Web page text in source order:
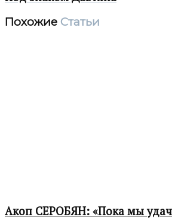
Похожие Статьи
Акоп СЕРОБЯН: «Пока мы